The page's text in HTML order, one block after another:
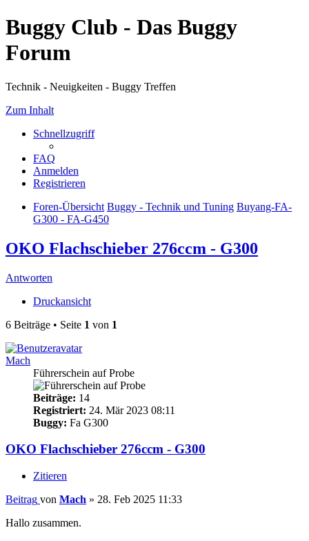
Buggy Club - Das Buggy
Forum
Technik - Neuigkeiten - Buggy Treffen
Zum Inhalt
Schnellzugriff
FAQ
Anmelden
Registrieren
Foren-Übersicht Buggy - Technik und Tuning Buyang-FA-
G300 - FA-G450
OKO Flachschieber 276ccm - G300
Antworten
Druckansicht
6 Beiträge • Seite 1 von 1
Mach
Führerschein auf Probe
Beiträge: 14
Registriert: 24. Mär 2023 08:11
Buggy: Fa G300
OKO Flachschieber 276ccm - G300
Zitieren
Beitrag von Mach » 28. Feb 2025 11:33
Hallo zusammen.